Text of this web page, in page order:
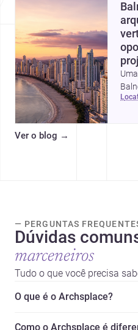
Ver o blog →
— PERGUNTAS
Dúvidas
marceneiros
Tudo o que você precisa
O que é o Archsplace?
Como o Archsplace é